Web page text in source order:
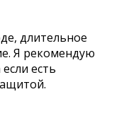
длительное
Я рекомендую
есть